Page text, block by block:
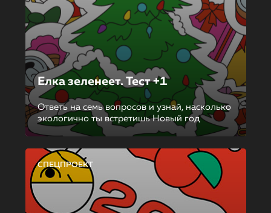
Елка зеленеет. Тест +1
Ответь на семь вопросов и узнай, насколько
экологично ты встретишь Новый год
СПЕЦПРОЕКТ